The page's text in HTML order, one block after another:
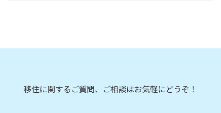
移住に関するご質問、ご相談はお気軽にどうぞ！